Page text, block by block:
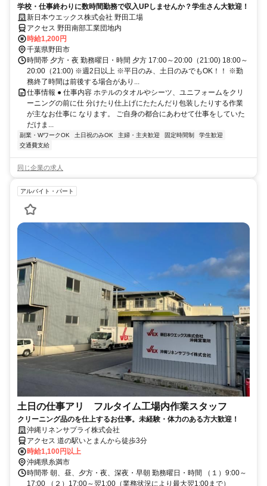
学校・仕事終わりに数時間勤務で収入UPしませんか？学生さん大歓迎！
新日本ウエックス株式会社 野田工場
アクセス 野田南部工業団地内
時給1,200円
千葉県野田市
時間帯 夕方・夜 勤務曜日・時間 夕方 17:00～20:00（21:00) 18:00～
20:00（21:00) ※週2日以上 ※平日のみ、土日のみでもOK！！ ※勤
務終了時間は前後する場合があり...
仕事情報 ● 仕事内容 ホテルのタオルやシーツ、ユニフォームをクリ
ーニングの前に仕 分けたり仕上げにたたんだり包装したりする作業
が主なお仕事に なります。 ご自身の都合にあわせて仕事をしていた
だけま...
副業・WワークOK 土日祝のみOK 主婦・主夫歓迎 固定時間制
学生歓迎
交通費支給
同じ企業の求人
アルバイト・パート
土日の仕事アリ フルタイム工場内作業スタッフ
クリーニング品のを仕上するお仕事。未経験・体力のある方大歓迎！
沖縄リネンサプライ株式会社
アクセス 道の駅いとまんから徒歩3分
時給1,100円以上
沖縄県糸満市
時間帯 朝、昼、夕方・夜、深夜・早朝 勤務曜日・時間 （１）9:00～
17:00 （２）17:00～翌1:00（業務状況により最大翌1:00まで）